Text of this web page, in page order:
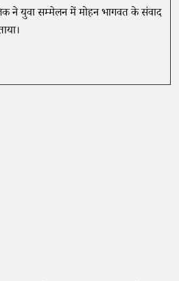
ने युवा सम्मेलन में मोहन भागवत के संवाद